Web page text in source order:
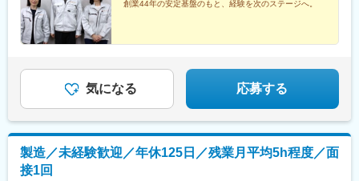
創業44年の安定基盤のもと、経験を次のステージへ。
気になる 応募する
製造／未経験歓迎／年休125日／残業月平均5h程度／面
接1回